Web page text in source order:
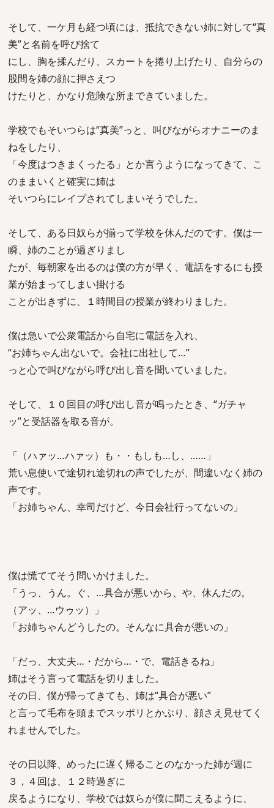
そして、一ケ月も経つ頃には、抵抗できない姉に対して“真
美”と名前を呼び捨て
にし、胸を揉んだり、スカートを捲り上げたり、自分らの
股間を姉の顔に押さえつ
けたりと、かなり危険な所まできていました。
学校でもそいつらは“真美”っと、叫びながらオナニーのま
ねをしたり、
「今度はつきまくったる」とか言うようになってきて、こ
のままいくと確実に姉は
そいつらにレイプされてしまいそうでした。
そして、ある日奴らが揃って学校を休んだのです。僕は一
瞬、姉のことが過ぎりまし
たが、毎朝家を出るのは僕の方が早く、電話をするにも授
業が始まってしまい掛ける
ことが出きずに、１時間目の授業が終わりました。
僕は急いで公衆電話から自宅に電話を入れ、
“お姉ちゃん出ないで。会社に出社して…”
っと心で叫びながら呼び出し音を聞いていました。
そして、１０回目の呼び出し音が鳴ったとき、“ガチャ
ッ”と受話器を取る音が。
「（ハァッ…ハァッ）も・・もしも…し、……」
荒い息使いで途切れ途切れの声でしたが、間違いなく姉の
声です。
「お姉ちゃん、幸司だけど、今日会社行ってないの」
僕は慌ててそう問いかけました。
「うっ、うん。ぐ、…具合が悪いから、や、休んだの。
（アッ、…ウゥッ）」
「お姉ちゃんどうしたの。そんなに具合が悪いの」
「だっ、大丈夫…・だから…・で、電話きるね」
姉はそう言って電話を切りました。
その日、僕が帰ってきても、姉は“具合が悪い”
と言って毛布を頭までスッポリとかぶり、顔さえ見せてく
れませんでした。
その日以降、めったに遅く帰ることのなかった姉が週に
３，４回は、１２時過ぎに
戻るようになり、学校では奴らが僕に聞こえるように、